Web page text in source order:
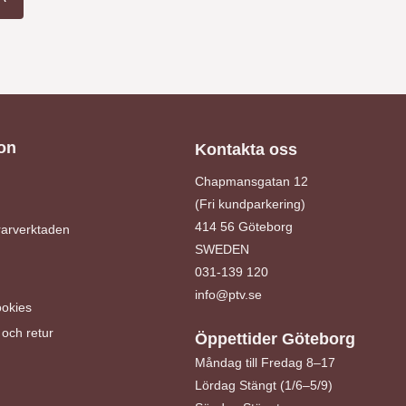
retur
Kontakta oss
Chapmansgatan 12
(Fri kundparkering)
414 56 Göteborg
SWEDEN
031-139 120
info@ptv.se
Öppettider Göteborg
Måndag till Fredag 8–17
Lördag Stängt (1/6–5/9)